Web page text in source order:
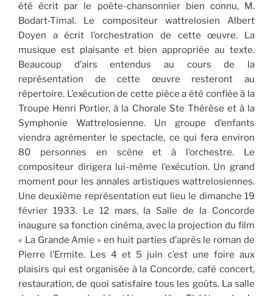
été écrit par le poète-chansonnier bien connu, M.
Bodart-Timal. Le compositeur wattrelosien Albert
Doyen a écrit l’orchestration de cette œuvre. La
musique est plaisante et bien appropriée au texte.
Beaucoup d’airs entendus au cours de la
représentation de cette œuvre resteront au
répertoire. L’exécution de cette pièce a été confiée à la
Troupe Henri Portier, à la Chorale Ste Thérèse et à la
Symphonie Wattrelosienne. Un groupe d’enfants
viendra agrémenter le spectacle, ce qui fera environ
80 personnes en scène et à l’orchestre. Le
compositeur dirigera lui-même l’exécution. Un grand
moment pour les annales artistiques wattrelosiennes.
Une deuxième représentation eut lieu le dimanche 19
février 1933. Le 12 mars, la Salle de la Concorde
inaugure sa fonction cinéma, avec la projection du film
« La Grande Amie » en huit parties d’après le roman de
Pierre l’Ermite. Les 4 et 5 juin c’est une foire aux
plaisirs qui est organisée à la Concorde, café concert,
restauration, de quoi satisfaire tous les goûts. La salle